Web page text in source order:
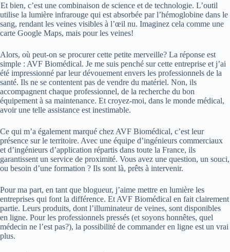
Et bien, c’est une combinaison de science et de technologie. L’outil
utilise la lumière infrarouge qui est absorbée par l’hémoglobine dans le
sang, rendant les veines visibles à l’œil nu. Imaginez cela comme une
carte Google Maps, mais pour les veines!
Alors, où peut-on se procurer cette petite merveille? La réponse est
simple : AVF Biomédical. Je me suis penché sur cette entreprise et j’ai
été impressionné par leur dévouement envers les professionnels de la
santé. Ils ne se contentent pas de vendre du matériel. Non, ils
accompagnent chaque professionnel, de la recherche du bon
équipement à sa maintenance. Et croyez-moi, dans le monde médical,
avoir une telle assistance est inestimable.
Ce qui m’a également marqué chez AVF Biomédical, c’est leur
présence sur le territoire. Avec une équipe d’ingénieurs commerciaux
et d’ingénieurs d’application répartis dans toute la France, ils
garantissent un service de proximité. Vous avez une question, un souci,
ou besoin d’une formation ? Ils sont là, prêts à intervenir.
Pour ma part, en tant que blogueur, j’aime mettre en lumière les
entreprises qui font la différence. Et AVF Biomédical en fait clairement
partie. Leurs produits, dont l’illuminateur de veines, sont disponibles
en ligne. Pour les professionnels pressés (et soyons honnêtes, quel
médecin ne l’est pas?), la possibilité de commander en ligne est un vrai
plus.